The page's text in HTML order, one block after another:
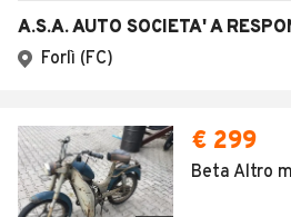
Forlì (FC)
€ 299
Beta Altro